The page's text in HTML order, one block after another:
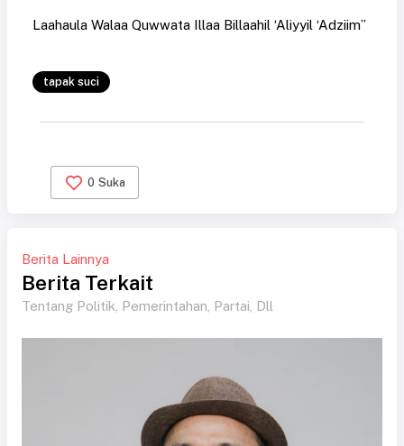
Laahaula Walaa Quwwata Illaa Billaahil ‘Aliyyil ‘Adziim”
tapak suci
0 Suka
Berita Lainnya
Berita Terkait
Tentang Politik, Pemerintahan, Partai, Dll